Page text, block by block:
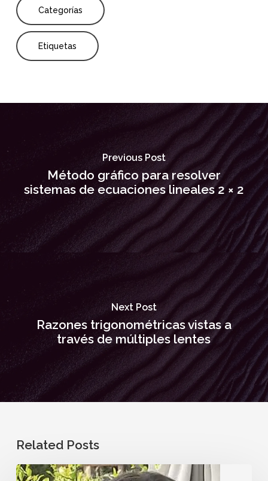
Categorías
Etiquetas
Previous Post
Método gráfico para resolver
sistemas de ecuaciones lineales 2 × 2
Next Post
Razones trigonométricas vistas a
través de múltiples lentes
Related Posts